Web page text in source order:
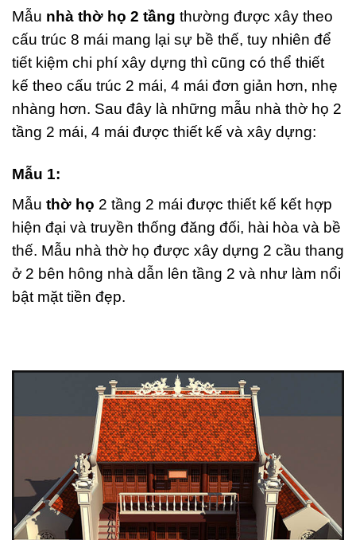
Mẫu nhà thờ họ 2 tầng thường được xây theo
cấu trúc 8 mái mang lại sự bề thế, tuy nhiên để
tiết kiệm chi phí xây dựng thì cũng có thể thiết
kế theo cấu trúc 2 mái, 4 mái đơn giản hơn, nhẹ
nhàng hơn. Sau đây là những mẫu nhà thờ họ 2
tầng 2 mái, 4 mái được thiết kế và xây dựng:
Mẫu 1:
Mẫu thờ họ 2 tầng 2 mái được thiết kế kết hợp
hiện đại và truyền thống đăng đối, hài hòa và bề
thế. Mẫu nhà thờ họ được xây dựng 2 cầu thang
ở 2 bên hông nhà dẫn lên tầng 2 và như làm nổi
bật mặt tiền đẹp.